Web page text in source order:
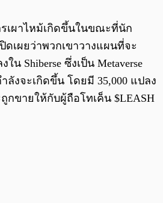
เผาไหม้เกิดขึ้นในขณะที่นัก
ดเผยว่าพวกเขาวางแผนที่จะ
น Shiberse ซึ่งเป็น Metaverse
ลังจะเกิดขึ้น โดยมี 35,000 แปลง
กขายให้กับผู้ถือโทเค็น $LEASH